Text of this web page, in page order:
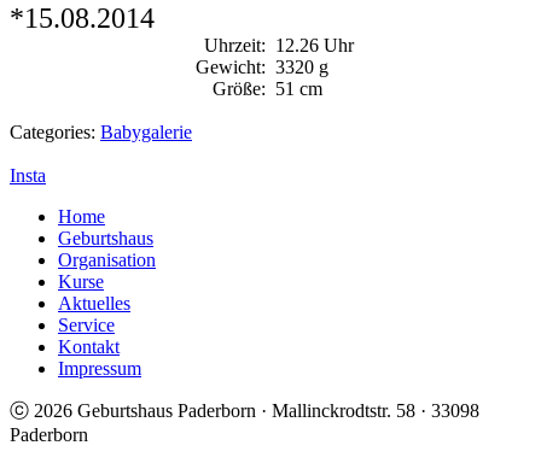
*15.08.2014
Uhrzeit: 12.26 Uhr
Gewicht: 3320 g
Größe: 51 cm
Categories: Babygalerie
Insta
Home
Geburtshaus
Organisation
Kurse
Aktuelles
Service
Kontakt
Impressum
ⓒ 2026 Geburtshaus Paderborn · Mallinckrodtstr. 58 · 33098
Paderborn